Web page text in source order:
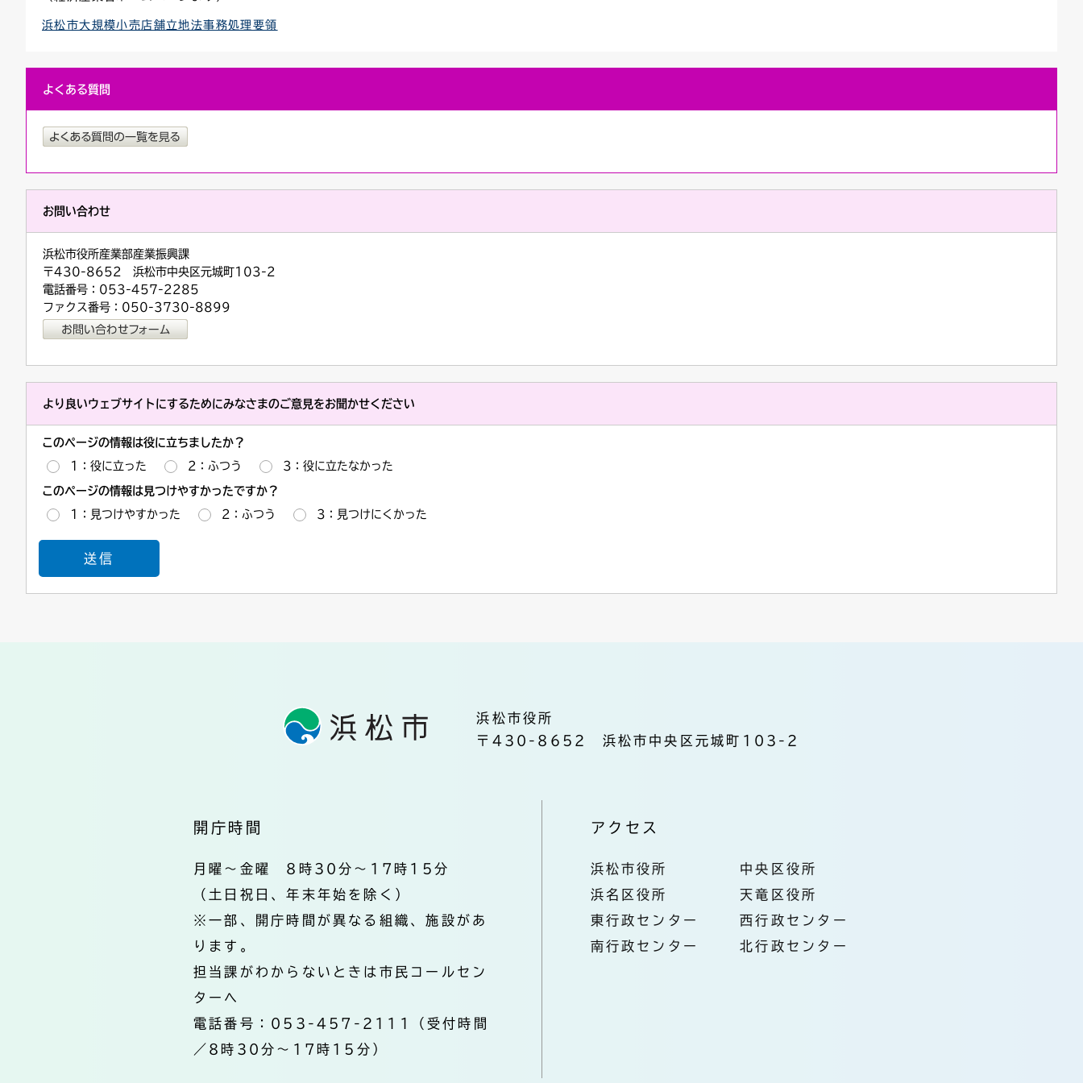
浜松市大規模小売店舗立地法事務処理要領
よくある質問
お問い合わせ
浜松市役所産業部産業振興課
〒430-8652 浜松市中央区元城町103-2
電話番号：053-457-2285
ファクス番号：050-3730-8899
より良いウェブサイトにするためにみなさまのご意見をお聞かせください
このページの情報は役に立ちましたか？
1：役に立った 2：ふつう 3：役に立たなかった
このページの情報は見つけやすかったですか？
1：見つけやすかった 2：ふつう 3：見つけにくかった
浜松市役所
〒430-8652 浜松市中央区元城町103-2
開庁時間
月曜～金曜 8時30分～17時15分
（土日祝日、年末年始を除く）
※一部、開庁時間が異なる組織、施設があ
ります。
担当課がわからないときは市民コールセン
ターへ
電話番号：053-457-2111（受付時間
／8時30分～17時15分）
アクセス
浜松市役所
中央区役所
浜名区役所
天竜区役所
東行政センター
西行政センター
南行政センター
北行政センター